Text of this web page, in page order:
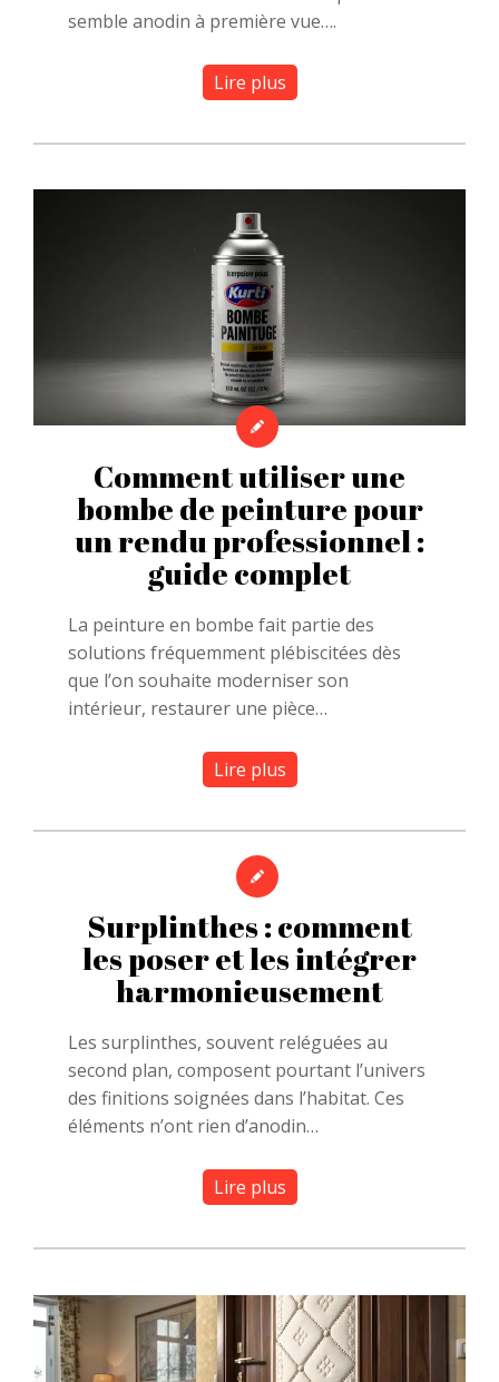
semble anodin à première vue….
Lire plus
Comment utiliser une
bombe de peinture pour
un rendu professionnel :
guide complet
La peinture en bombe fait partie des
solutions fréquemment plébiscitées dès
que l’on souhaite moderniser son
intérieur, restaurer une pièce…
Lire plus
Surplinthes : comment
les poser et les intégrer
harmonieusement
Les surplinthes, souvent reléguées au
second plan, composent pourtant l’univers
des finitions soignées dans l’habitat. Ces
éléments n’ont rien d’anodin…
Lire plus